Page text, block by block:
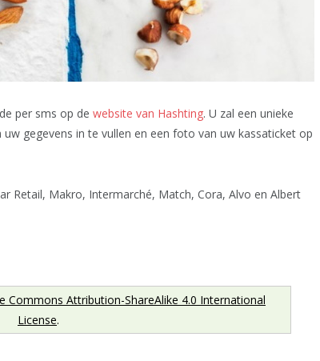
per sms op de website van Hashting. U zal een unieke
gegevens in te vullen en een foto van uw kassaticket op
Retail, Makro, Intermarché, Match, Cora, Alvo en Albert
Commons Attribution-ShareAlike 4.0 International
License.